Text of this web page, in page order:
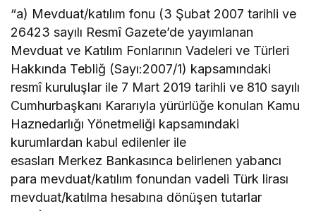
“a) Mevduat/katılım fonu (3 Şubat 2007 tarihli ve
26423 sayılı Resmî Gazete’de yayımlanan
Mevduat ve Katılım Fonlarının Vadeleri ve Türleri
Hakkında Tebliğ (Sayı:2007/1) kapsamındaki
resmî kuruluşlar ile 7 Mart 2019 tarihli ve 810 sayılı
Cumhurbaşkanı Kararıyla yürürlüğe konulan Kamu
Haznedarlığı Yönetmeliği kapsamındaki
kurumlardan kabul edilenler ile
esasları Merkez Bankasınca belirlenen yabancı
para mevduat/katılım fonundan vadeli Türk lirası
mevduat/katılma hesabına dönüşen tutarlar